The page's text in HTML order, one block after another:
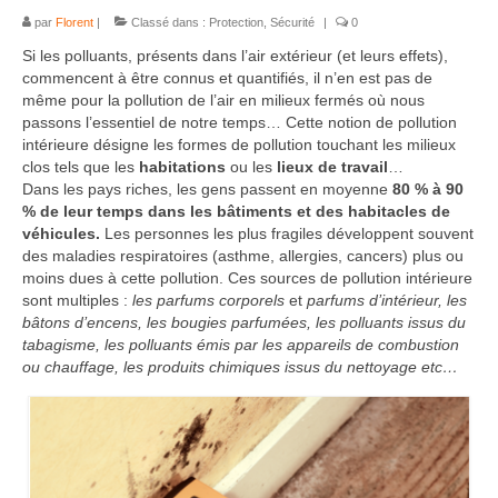
par Florent | Classé dans : Protection Sécurité | 0
Si les polluants, présents dans l’air extérieur (et leurs effets),
commencent à être connus et quantifiés, il n’en est pas de
même pour la pollution de l’air en milieux fermés où nous
passons l’essentiel de notre temps… Cette notion de pollution
intérieure désigne les formes de pollution touchant les milieux
clos tels que les habitations ou les lieux de travail
Dans les pays riches, les gens passent en moyenne 80 % à 90
% de leur temps dans les bâtiments et des habitacles de
véhicules. Les personnes les plus fragiles développent souvent
des maladies respiratoires (asthme, allergies, cancers) plus ou
moins dues à cette pollution. Ces sources de pollution intérieure
sont multiples : les parfums corporels et parfums d’intérieur, les
bâtons d’encens, les bougies parfumées, les polluants issus du
tabagisme, les polluants émis par les appareils de combustion
ou chauffage, les produits chimiques issus du nettoyage etc…